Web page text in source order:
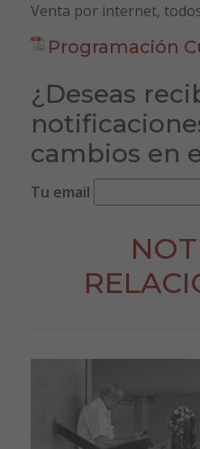
Venta por internet,
Programación
¿Deseas
cambios en
Tu email